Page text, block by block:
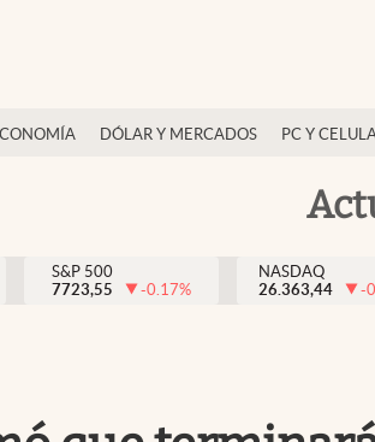
DÓLAR Y MERCADOS PC Y
S&P 500
7723,55
-0.17%
NASDAQ
26.363,44
-